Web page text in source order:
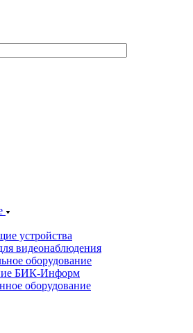
устройства
видеонаблюдения
оборудование
БИК-Информ
оборудование